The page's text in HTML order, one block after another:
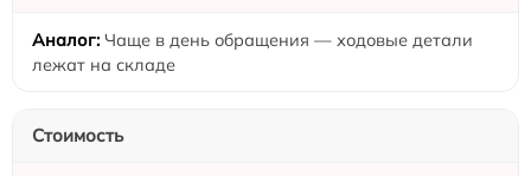
Чаще в день обращения — ходовые детали
лежат на складе
Стоимость